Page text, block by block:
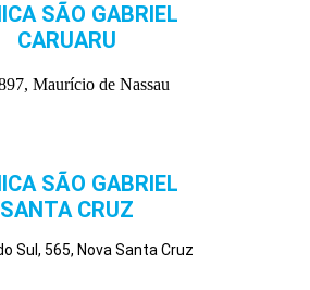
SÃO GABRIEL
CARUARU
Maurício de Nassau
SÃO GABRIEL
SANTA CRUZ
Sul, 565, Nova Santa Cruz